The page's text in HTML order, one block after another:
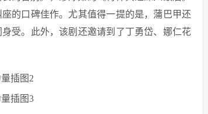
的口碑佳作。尤其值得一提的是，蒲巴甲还
受。此外，该剧还邀请到了丁勇岱、娜仁花